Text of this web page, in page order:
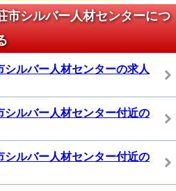
シルバー人材センターにつ
ルバー人材センターの求人
ルバー人材センター付近の
ルバー人材センター付近の